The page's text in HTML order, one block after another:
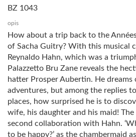
BZ 1043
opis
How about a trip back to the
of Sacha Guitry? With this musical
Reynaldo Hahn, which was a
Palazzetto Bru Zane reveals the
hatter Prosper Aubertin. He
adventures, but among the replies
places, how surprised he is to
wife, his daughter and his maid! The
second collaboration with Hahn.
to be happy?’ as the chambermaid